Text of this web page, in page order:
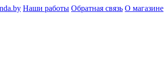
Наши работы Обратная связь О магазине